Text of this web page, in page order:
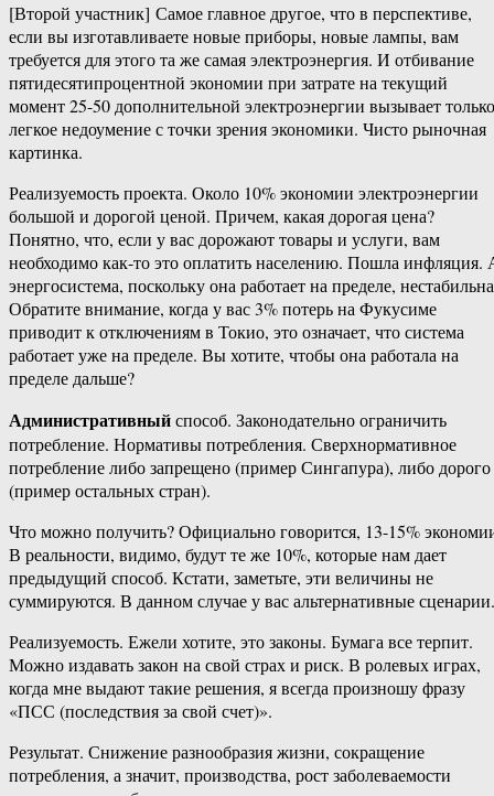
[Второй участник] Самое главное другое, что в перспективе,
если вы изготавливаете новые приборы, новые лампы, вам
требуется для этого та же самая электроэнергия. И отбивание
пятидесятипроцентной экономии при затрате на текущий
момент 25-50 дополнительной электроэнергии вызывает только
легкое недоумение с точки зрения экономики. Чисто рыночная
картинка.
Реализуемость проекта. Около 10% экономии электроэнергии
большой и дорогой ценой. Причем, какая дорогая цена?
Понятно, что, если у вас дорожают товары и услуги, вам
необходимо как-​то это оплатить населению. Пошла инфляция.
энергосистема, поскольку она работает на пределе,
Обратите внимание, когда у вас 3% потерь на Фукусиме
приводит к отключениям в Токио, это означает, что система
работает уже на пределе. Вы хотите, чтобы она работала на
пределе дальше?
Административныйспособ. Законодательно ограничить
потребление. Нормативы потребления. Сверхнормативное
потребление либо запрещено (пример Сингапура), либо дорого
(пример остальных стран).
Что можно получить? Официально говорится, 13-15%
В реальности, видимо, будут те же 10%, которые нам дает
предыдущий способ. Кстати, заметьте, эти величины не
суммируются. В данном случае у вас альтернативные сценарии.
Реализуемость. Ежели хотите, это законы. Бумага все терпит.
Можно издавать закон на свой страх и риск. В ролевых играх,
когда мне выдают такие решения, я всегда произношу фразу
«ПСС (последствия за свой счет)».
Результат. Снижение разнообразия жизни, сокращение
потребления, а значит, производства, рост заболеваемости